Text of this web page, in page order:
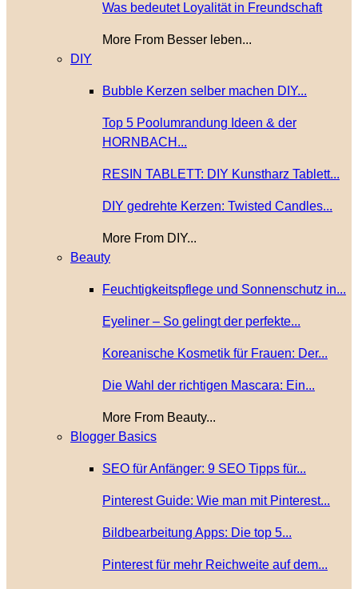
Was bedeutet Loyalität in Freundschaft
More From Besser leben...
DIY
Bubble Kerzen selber machen DIY...
Top 5 Poolumrandung Ideen & der
HORNBACH...
RESIN TABLETT: DIY Kunstharz Tablett...
DIY gedrehte Kerzen: Twisted Candles...
More From DIY...
Beauty
Feuchtigkeitspflege und Sonnenschutz in...
Eyeliner – So gelingt der perfekte...
Koreanische Kosmetik für Frauen: Der...
Die Wahl der richtigen Mascara: Ein...
More From Beauty...
Blogger Basics
SEO für Anfänger: 9 SEO Tipps für...
Pinterest Guide: Wie man mit Pinterest...
Bildbearbeitung Apps: Die top 5...
Pinterest für mehr Reichweite auf dem...